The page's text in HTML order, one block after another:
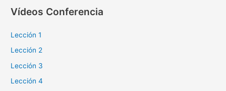
c
o
r
Vídeos Conferencia
Lección 1
Lección 2
Lección 3
Lección 4